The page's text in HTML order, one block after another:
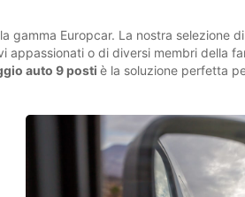
gamma Europcar. La nostra selezione
o di diversi membri della
auto 9 posti è la soluzione perfetta